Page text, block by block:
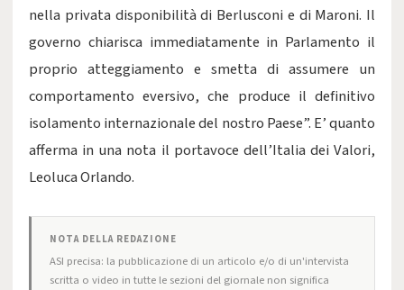
nella privata disponibilità di Berlusconi e di Maroni. Il
governo chiarisca immediatamente in Parlamento il
proprio atteggiamento e smetta di assumere un
comportamento eversivo, che produce il definitivo
isolamento internazionale del nostro Paese”. E’ quanto
afferma in una nota il portavoce dell’Italia dei Valori,
Leoluca Orlando.
NOTA DELLA REDAZIONE
ASI precisa: la pubblicazione di un articolo e/o di un'intervista
scritta o video in tutte le sezioni del giornale non significa